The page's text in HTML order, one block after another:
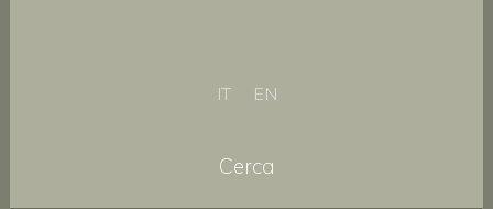
IT EN
Cerca